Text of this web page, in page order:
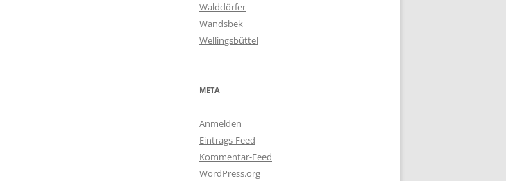
Walddörfer
Wandsbek
Wellingsbüttel
META
Anmelden
Eintrags-Feed
Kommentar-Feed
WordPress.org